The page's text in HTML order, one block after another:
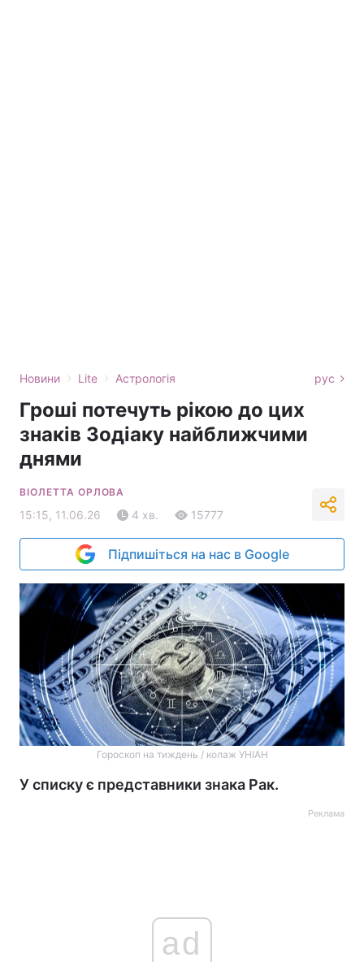
Новини › Lite › Астрологія рус
Гроші потечуть рікою до цих
знаків Зодіаку найближчими
днями
ВІОЛЕТТА ОРЛОВА
15:15, 11.06.26 4 хв. 15777
Підпишіться на нас в Google
Гороскоп на тиждень / колаж УНІАН
У списку є представники знака Рак.
Реклама
ad